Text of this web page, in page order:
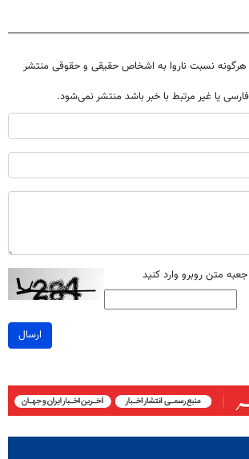
نسبت ناروا به اشخاص حقیقی و حقوقی منتشر
فارسی یا غیر مرتبط با خبر باشد منتشر نمی‌شود.
متن روبرو وارد کنید
ارسال